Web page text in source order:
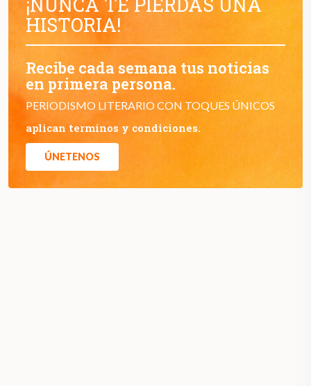
HISTORIA!
Recibe cada semana tus noticias
en primera persona.
PERIODISMO LITERARIO CON TOQUES ÚNICOS
aplican terminos y condiciones.
ÚNETENOS